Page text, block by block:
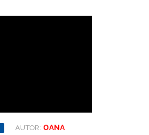
AUTOR: OANA